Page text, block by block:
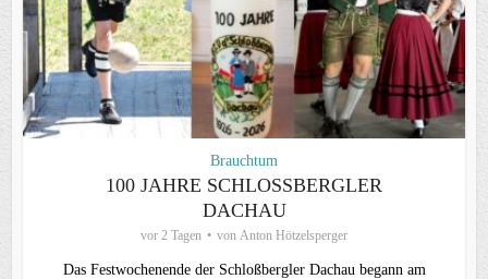
Brauchtum
100 JAHRE SCHLOSSBERGLER D
ACHAU
vor 2 Tagen von Anton Hötzelsperger
Das Festwochenende der Schloßbergler Dachau begann am